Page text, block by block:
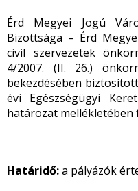
Érd Megyei Jogú
Bizottsága – Érd
civil szervezetek
4/2007. (II. 26.)
bekezdésében
évi Egészségügyi
határozat
Határidő:a pályázók